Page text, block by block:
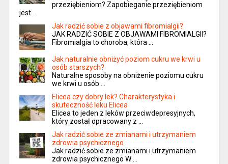
przeziębieniom? Zapobieganie przeziębieniom
jest …
Jak radzić sobie z objawami fibromialgii?
JAK RADZIĆ SOBIE Z OBJAWAMI FIBROMIALGII?
Fibromialgia to choroba, która …
Jak naturalnie obniżyć poziom cukru we krwi u
osób starszych?
Naturalne sposoby na obniżenie poziomu cukru
we krwi u osób …
Elicea czy dobry lek? Charakterystyka i
skuteczność leku Elicea
Elicea to jeden z leków przeciwdepresyjnych,
który został opracowany z …
Jak radzić sobie ze zmianami i utrzymaniem
zdrowia psychicznego
Jak radzić sobie ze zmianami i utrzymaniem
zdrowia psychicznego W …